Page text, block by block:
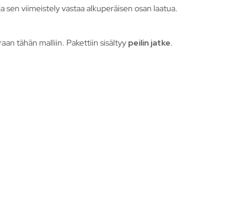
sen viimeistely vastaa alkuperäisen osan laatua.
tähän malliin. Pakettiin sisältyy peilin jatke.